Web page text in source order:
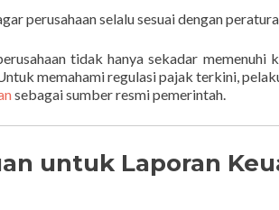
perusahaan selalu sesuai dengan
tidak hanya sekadar memenuhi
memahami regulasi pajak terkini,
sebagai sumber resmi pemerintah.
untuk Laporan